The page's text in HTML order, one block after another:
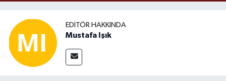
EDITÖR HAKKINDA
Mustafa Işık